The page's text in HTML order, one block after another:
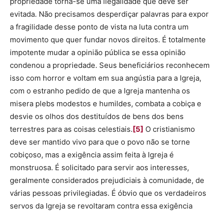
evitada. Não precisamos desperdiçar palavras para expor
a fragilidade desse ponto de vista na luta contra um
movimento que quer fundar novos direitos. É totalmente
impotente mudar a opinião pública se essa opinião
condenou a propriedade. Seus beneficiários reconhecem
isso com horror e voltam em sua angústia para a Igreja,
com o estranho pedido de que a Igreja mantenha os
misera plebs modestos e humildes, combata a cobiça e
desvie os olhos dos destituídos de bens dos bens
terrestres para as coisas celestiais.[5] O cristianismo
deve ser mantido vivo para que o povo não se torne
cobiçoso, mas a exigência assim feita à Igreja é
monstruosa. É solicitado para servir aos interesses,
geralmente considerados prejudiciais à comunidade, de
várias pessoas privilegiadas. É óbvio que os verdadeiros
servos da Igreja se revoltaram contra essa exigência